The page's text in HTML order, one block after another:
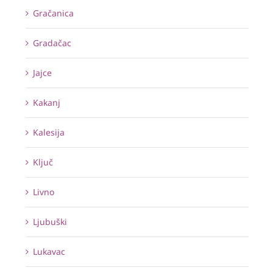
Gračanica
Gradačac
Jajce
Kakanj
Kalesija
Ključ
Livno
Ljubuški
Lukavac